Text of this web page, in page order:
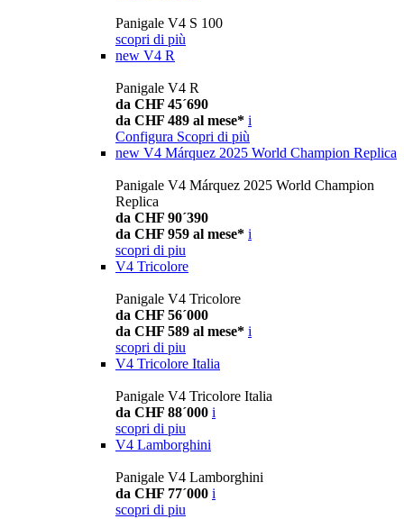
Panigale V4 S 100
scopri di più
new V4 R
Panigale V4 R
da CHF 45´690
da CHF 489 al mese* i
Configura Scopri di più
new V4 Márquez 2025 World Champion Replica
Panigale V4 Márquez 2025 World Champion
Replica
da CHF 90´390
da CHF 959 al mese* i
scopri di piu
V4 Tricolore
Panigale V4 Tricolore
da CHF 56´000
da CHF 589 al mese* i
scopri di piu
V4 Tricolore Italia
Panigale V4 Tricolore Italia
da CHF 88´000 i
scopri di piu
V4 Lamborghini
Panigale V4 Lamborghini
da CHF 77´000 i
scopri di piu